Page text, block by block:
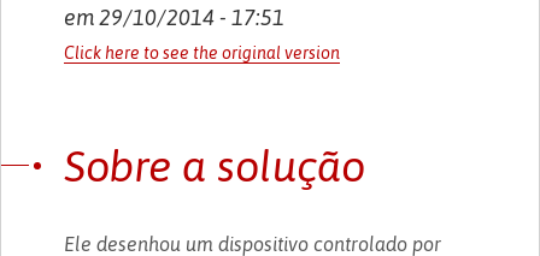
em 29/10/2014 - 17:51
Click here to see the original version
Sobre a solução
Ele desenhou um dispositivo controlado por